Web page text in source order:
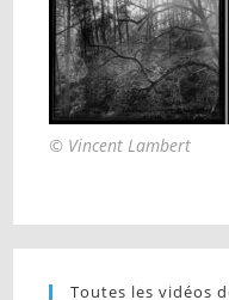
© Vincent Lambert
Toutes les vidéos